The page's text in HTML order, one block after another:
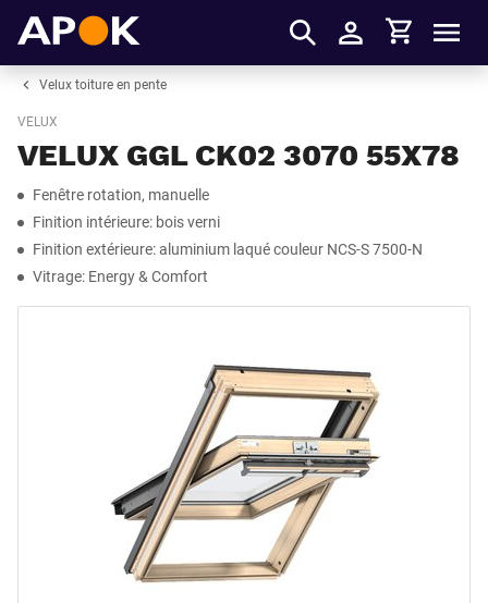
S'identifier
Panier
Velux toiture en pente
VELUX
VELUX GGL CK02 3070 55X78
Fenêtre rotation, manuelle
Finition intérieure: bois verni
Finition extérieure: aluminium laqué couleur NCS-S 7500-N
Vitrage: Energy & Comfort